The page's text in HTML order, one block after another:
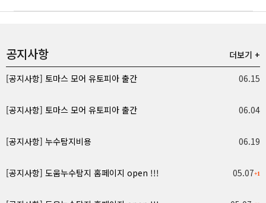
공지사항
더보기 +
[공지사항] 토마스 모어 유토피아 출간 06.15
[공지사항] 토마스 모어 유토피아 출간 06.04
[공지사항] 누수탐지비용 06.19
[공지사항] +1
도움누수탐지 홈페이지 open !!! 05.07